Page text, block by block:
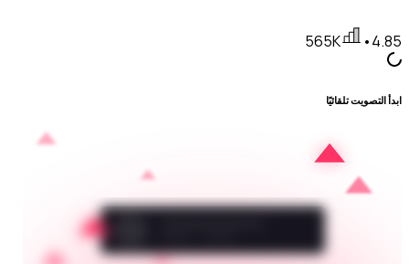
4.85
•
565K
ابدأ التصويت تلقائيًا